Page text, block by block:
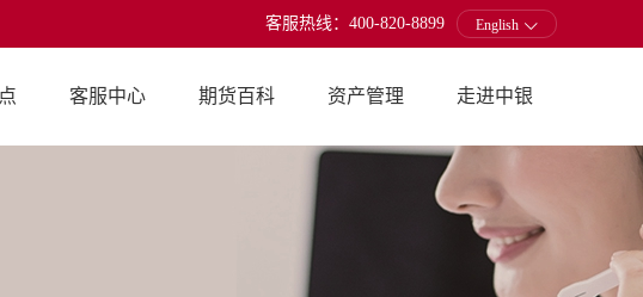
客服热线：400-820-8899 English
客服中心 期货百科 资产管理 走进中银